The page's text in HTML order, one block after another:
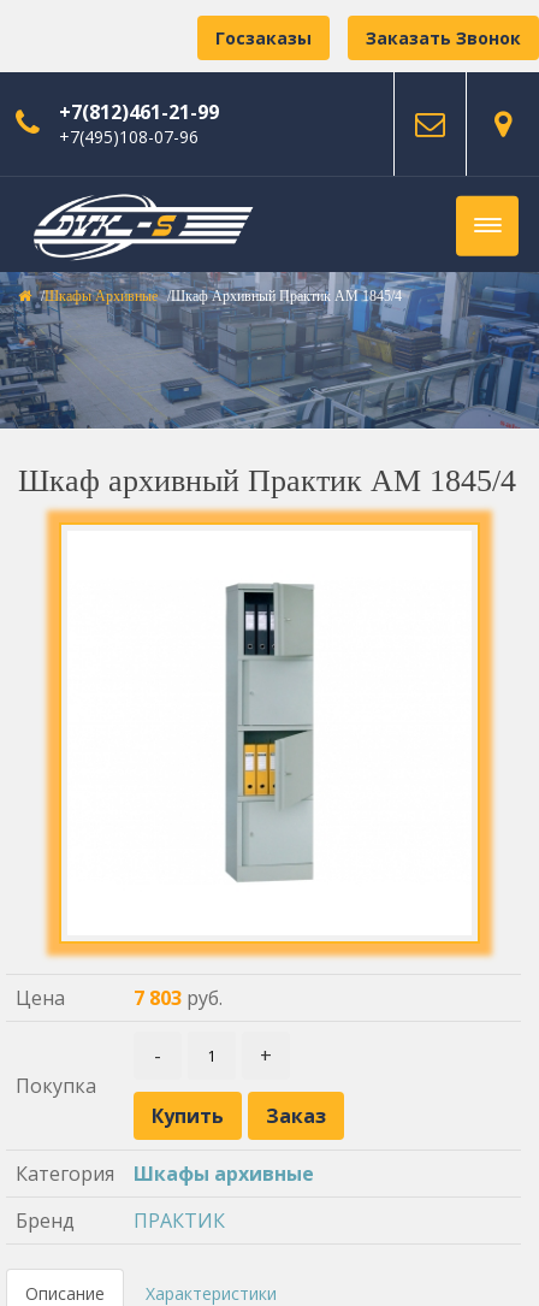
Заказать Звонок
Госзаказы
+7(812)461-21-99
+7(495)108-07-96
Шкафы Архивные Шкаф Архивный Практик АМ 1845/4
Шкаф архивный Практик АМ 1845/4
Цена 7 803 руб.
Покупка
- +
Купить Заказ
Категория
Шкафы архивные
Бренд
ПРАКТИК
Описание Характеристики